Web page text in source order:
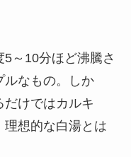
～10分ほど沸騰さ
ルなもの。しか
だけではカルキ
理想的な白湯とは